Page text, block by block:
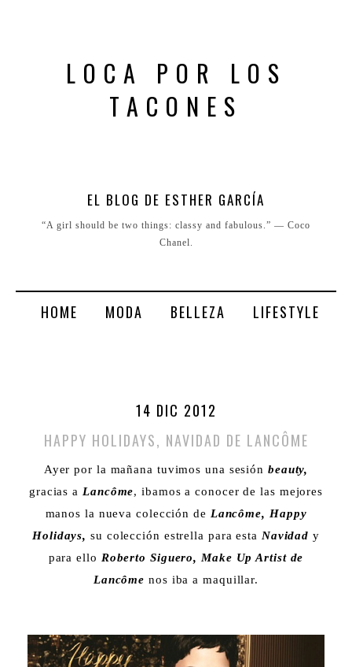
LOCA POR LOS
TACONES
EL BLOG DE ESTHER GARCÍA
“A girl should be two things: classy and fabulous.” ― Coco
Chanel.
HOME MODA BELLEZA LIFESTYLE
14 DIC 2012
HAPPY HOLIDAYS, NAVIDAD DE LANCÔME
Ayer por la mañana tuvimos una sesión beauty,
gracias a Lancôme, ibamos a conocer de las mejores
manos la nueva colección de Lancôme, Happy
Holidays,su colección estrella para esta Navidady
para ello Roberto Siguero, Make Up Artist de
Lancômenos iba a maquillar.